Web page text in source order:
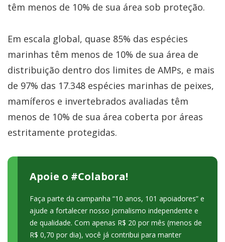
têm menos de 10% de sua área sob proteção.
Em escala global, quase 85% das espécies
marinhas têm menos de 10% de sua área de
distribuição dentro dos limites de AMPs, e mais
de 97% das 17.348 espécies marinhas de peixes,
mamíferos e invertebrados avaliadas têm
menos de 10% de sua área coberta por áreas
estritamente protegidas.
Apoie o #Colabora!
Faça parte da campanha “10 anos, 101 apoiadores” e
ajude a fortalecer nosso jornalismo independente e
de qualidade. Com apenas R$ 20 por mês (menos de
R$ 0,70 por dia), você já contribui para manter